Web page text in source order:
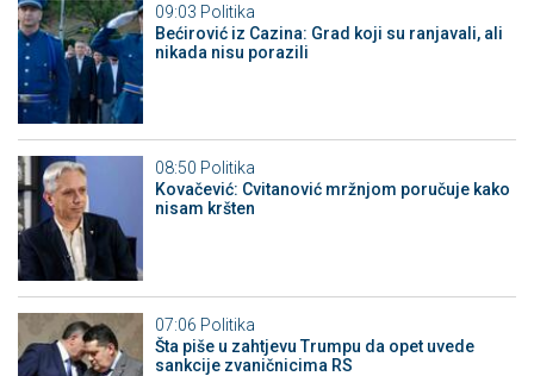
09:03 Politika
Bećirović iz Cazina: Grad koji su ranjavali, ali
nikada nisu porazili
08:50 Politika
Kovačević: Cvitanović mržnjom poručuje kako
nisam kršten
07:06 Politika
Šta piše u zahtjevu Trumpu da opet uvede
sankcije zvaničnicima RS